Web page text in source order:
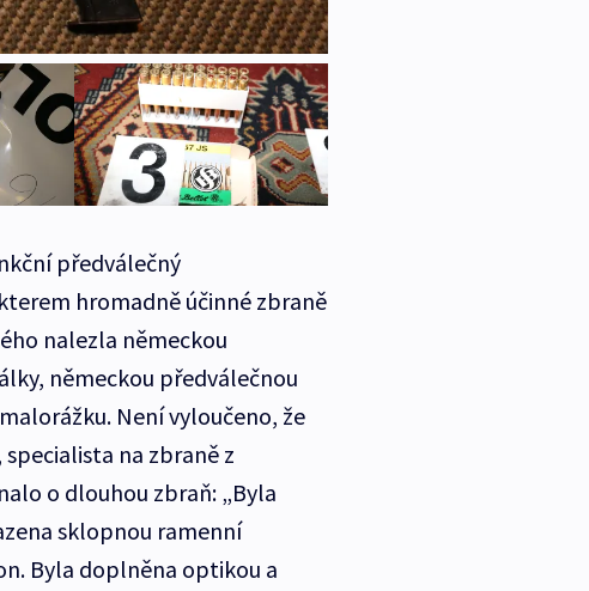
předválečný
hromadně účinné zbraně
nalezla německou
německou předválečnou
Není vyloučeno, že
na zbraně z
o dlouhou zbraň: „Byla
sklopnou ramenní
Byla doplněna optikou a